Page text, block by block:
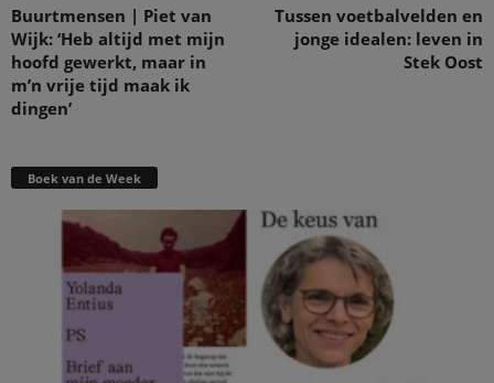
Buurtmensen | Piet van
Wijk: ‘Heb altijd met mijn
hoofd gewerkt, maar in
m’n vrije tijd maak ik
dingen’
Tussen voetbalvelden en
jonge idealen: leven in
Stek Oost
Boek van de Week